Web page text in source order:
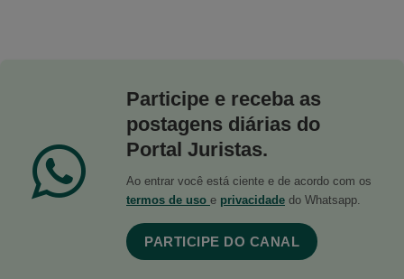
Participe e receba as
postagens diárias do
Portal Juristas.
Ao entrar você está ciente e de acordo com os
termos de uso e privacidade do Whatsapp.
PARTICIPE DO CANAL